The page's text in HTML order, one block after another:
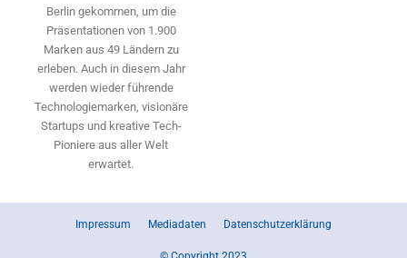
Berlin gekommen, um die
Präsen­tationen von 1.900
Marken aus 49 Ländern zu
erleben. Auch in diesem Jahr
werden wieder führende
Technologiemarken, visionäre
Startups und ­kreative Tech-
Pioniere aus aller Welt
erwartet.
Impressum Mediadaten Datenschutzerklärung